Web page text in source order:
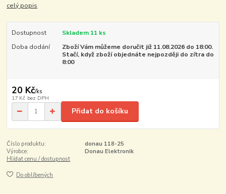
celý popis
Dostupnost
Skladem 11 ks
Doba dodání
Zboží Vám můžeme doručit již 11.08.2026 do 18:00.
Stačí, když zboží objednáte nejpozději do zítra do
8:00
20 Kč/ks
17 Kč bez DPH
Přidat do košíku
Číslo produktu:
donau 118-25
Výrobce:
Donau Elektronik
Hlídat cenu / dostupnost
Do oblíbených